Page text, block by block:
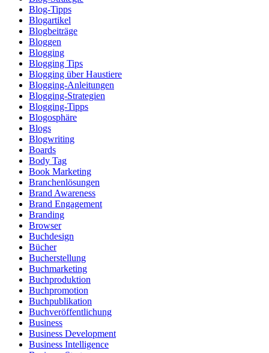
Blog-Tipps
Blogartikel
Blogbeiträge
Bloggen
Blogging
Blogging Tips
Blogging über Haustiere
Blogging-Anleitungen
Blogging-Strategien
Blogging-Tipps
Blogosphäre
Blogs
Blogwriting
Boards
Body Tag
Book Marketing
Branchenlösungen
Brand Awareness
Brand Engagement
Branding
Browser
Buchdesign
Bücher
Bucherstellung
Buchmarketing
Buchproduktion
Buchpromotion
Buchpublikation
Buchveröffentlichung
Business
Business Development
Business Intelligence